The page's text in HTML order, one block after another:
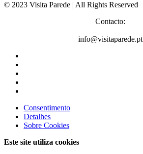
© 2023 Visita Parede | All Rights Reserved
Contacto:
info@visitaparede.pt
Consentimento
Detalhes
Sobre Cookies
Este site utiliza cookies